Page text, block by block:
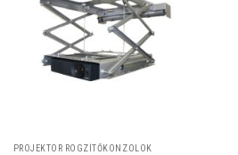
PROJEKTOR RÖGZÍTŐKONZOLOK